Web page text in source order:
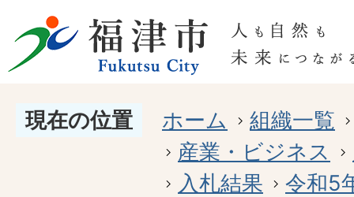
現在の位置 ホーム
組織一覧
産業・ビジネス
入札結果
令和5